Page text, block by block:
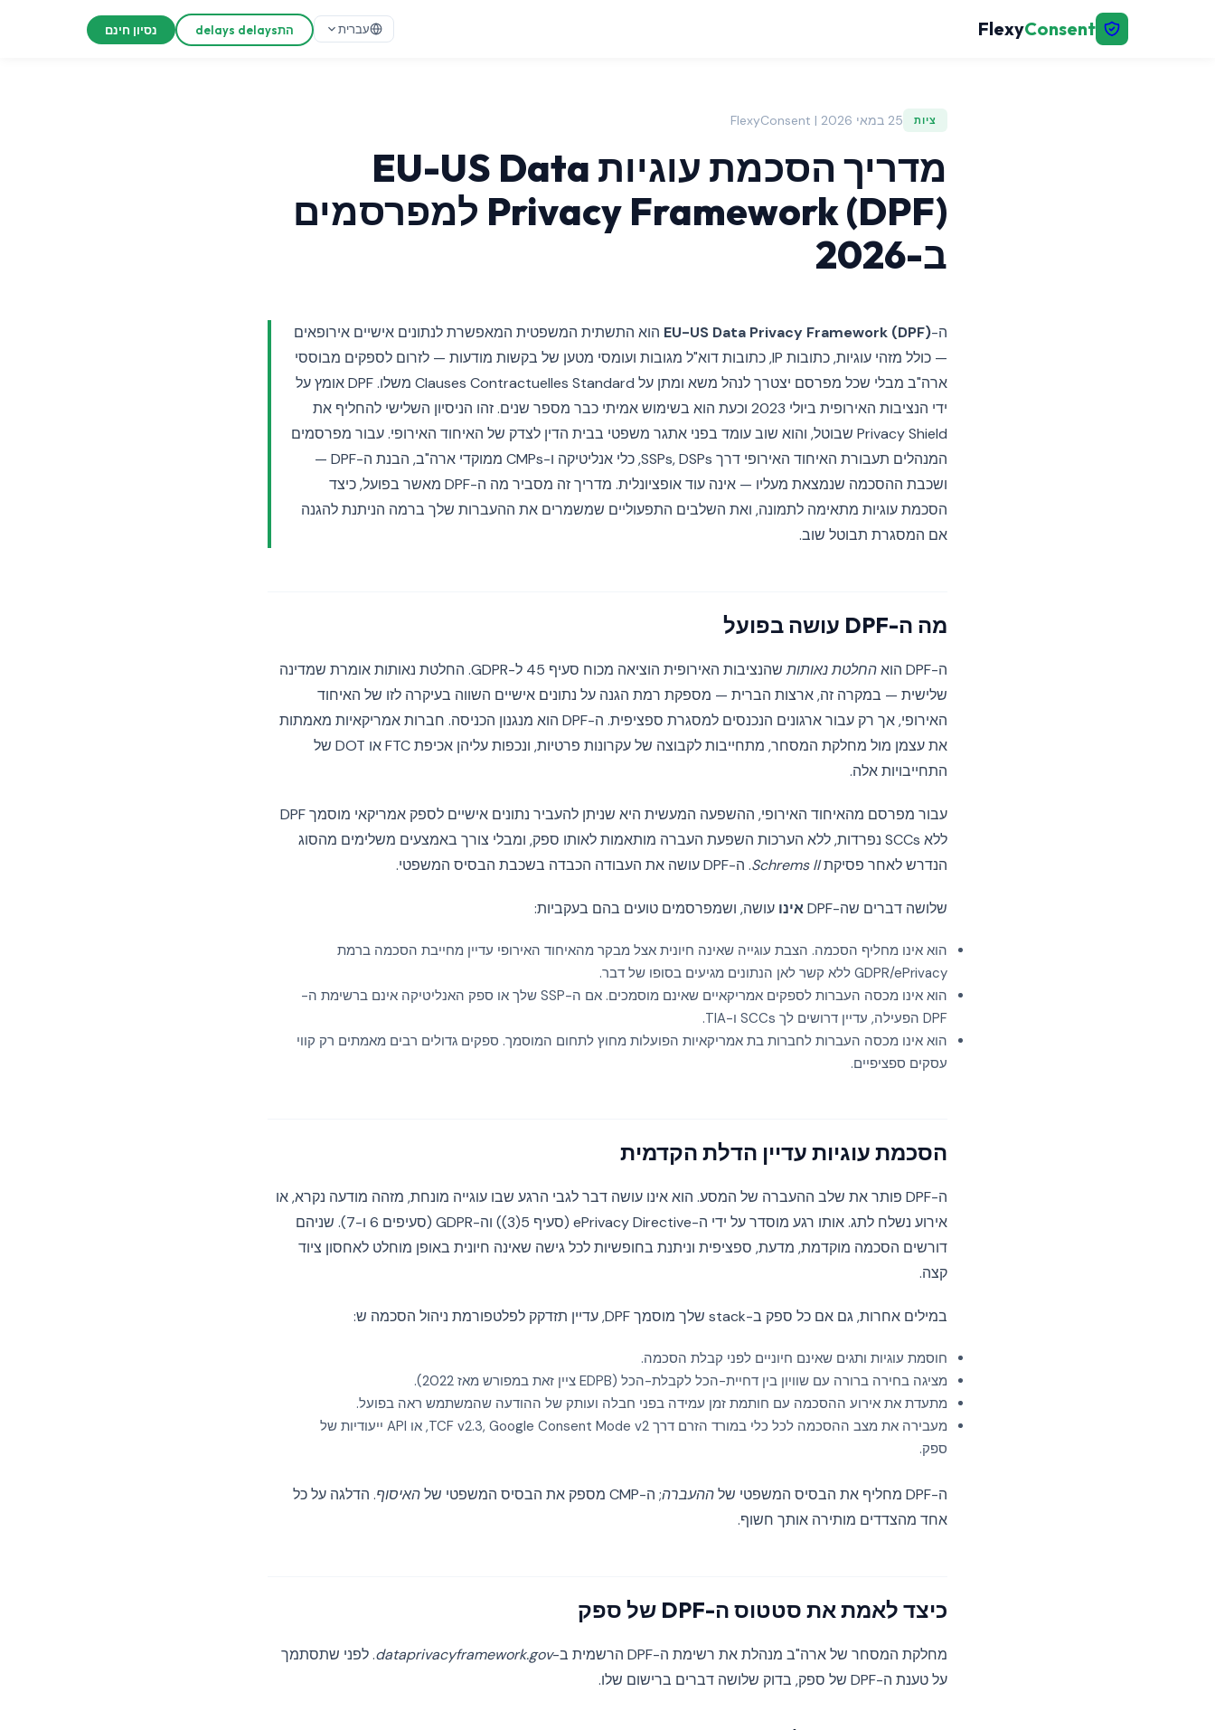
FlexyConsent עברית התdelays delays נסיון חינם
ציות 25 במאי 2026 | FlexyConsent
מדריך הסכמת עוגיות EU-US Data
Privacy Framework (DPF) למפרסמים
ב-2026
ה-EU-US Data Privacy Framework (DPF) הוא התשתית המשפטית המאפשרת לנתונים אישיים אירופאים
— כולל מזהי עוגיות, כתובות IP, כתובות דוא"ל מגובות ועומסי מטען של בקשות מודעות — לזרום לספקים מבוססי
ארה"ב מבלי שכל מפרסם יצטרך לנהל משא ומתן על Clauses Contractuelles Standard משלו. DPF אומץ על
ידי הנציבות האירופית ביולי 2023 וכעת הוא בשימוש אמיתי כבר מספר שנים. זהו הניסיון השלישי להחליף את
Privacy Shield שבוטל, והוא שוב עומד בפני אתגר משפטי בבית הדין לצדק של האיחוד האירופי. עבור מפרסמים
המנהלים תעבורת האיחוד האירופי דרך SSPs, DSPs, כלי אנליטיקה ו-CMPs ממוקדי ארה"ב, הבנת ה-DPF —
ושכבת ההסכמה שנמצאת מעליו — אינה עוד אופציונלית. מדריך זה מסביר מה ה-DPF מאשר בפועל, כיצד
הסכמת עוגיות מתאימה לתמונה, ואת השלבים התפעוליים שמשמרים את ההעברות שלך ברמה הניתנת להגנה
אם המסגרת תבוטל שוב.
מה ה-DPF עושה בפועל
ה-DPF הוא החלטת נאותות
שהנציבות האירופית הוציאה מכוח סעיף 45 ל-GDPR. החלטת נאותות אומרת שמדינה
שלישית — במקרה זה, ארצות הברית — מספקת רמת הגנה על נתונים אישיים השווה בעיקרה לזו של האיחוד
האירופי, אך רק עבור ארגונים הנכנסים למסגרת ספציפית. ה-DPF הוא מנגנון הכניסה. חברות אמריקאיות מאמתות
את עצמן מול מחלקת המסחר, מתחייבות לקבוצה של עקרונות פרטיות, ונכפות עליהן אכיפת FTC או DOT של
התחייבויות אלה.
עבור מפרסם מהאיחוד האירופי, ההשפעה המעשית היא שניתן להעביר נתונים אישיים לספק אמריקאי מוסמך DPF
ללא SCCs נפרדות, ללא הערכות השפעת העברה מותאמות לאותו ספק, ומבלי צורך באמצעים משלימים מהסוג
הנדרש לאחר פסיקתSchrems II. ה-DPF עושה את העבודה הכבדה בשכבת הבסיס המשפטי.
שלושה דברים שה-DPF אינו עושה, ושמפרסמים טועים בהם בעקביות:
הוא אינו מחליף הסכמה. הצבת עוגייה שאינה חיונית אצל מבקר מהאיחוד האירופי עדיין מחייבת הסכמה ברמת
GDPR/ePrivacy ללא קשר לאן הנתונים מגיעים בסופו של דבר.
הוא אינו מכסה העברות לספקים אמריקאיים שאינם מוסמכים. אם ה-SSP שלך או ספק האנליטיקה אינם ברשימת ה-
DPF הפעילה, עדיין דרושים לך SCCs ו-TIA.
הוא אינו מכסה העברות לחברות בת אמריקאיות הפועלות מחוץ לתחום המוסמך. ספקים גדולים רבים מאמתים רק קווי
עסקים ספציפיים.
הסכמת עוגיות עדיין הדלת הקדמית
ה-DPF פותר את שלב ההעברה של המסע. הוא אינו עושה דבר לגבי הרגע שבו עוגייה מונחת, מזהה מודעה נקרא, או
אירוע נשלח לתג. אותו רגע מוסדר על ידי ה-ePrivacy Directive (סעיף 5(3)) וה-GDPR (סעיפים 6 ו-7). שניהם
דורשים הסכמה מוקדמת, מדעת, ספציפית וניתנת בחופשיות לכל גישה שאינה חיונית באופן מוחלט לאחסון ציוד
קצה.
במילים אחרות, גם אם כל ספק ב-stack שלך מוסמך DPF, עדיין תזדקק לפלטפורמת ניהול הסכמה ש:
חוסמת עוגיות ותגים שאינם חיוניים לפני קבלת הסכמה.
מציגה בחירה ברורה עם שוויון בין דחיית-הכל לקבלת-הכל (EDPB ציין זאת במפורש מאז 2022).
מתעדת את אירוע ההסכמה עם חותמת זמן עמידה בפני חבלה ועותק של ההודעה שהמשתמש ראה בפועל.
מעבירה את מצב ההסכמה לכל כלי במורד הזרם דרך TCF v2.3, Google Consent Mode v2, או API ייעודיות של
ספק.
ה-DPF מחליף את הבסיס המשפטי של ההעברה; ה-CMP מספק את הבסיס המשפטי של האיסוף. הדלגה על כל
אחד מהצדדים מותירה אותך חשוף.
כיצד לאמת את סטטוס ה-DPF של ספק
מחלקת המסחר של ארה"ב מנהלת את רשימת ה-DPF הרשמית ב- dataprivacyframework.gov. לפני שתסתמך
על טענת ה-DPF של ספק, בדוק שלושה דברים ברישום שלו.